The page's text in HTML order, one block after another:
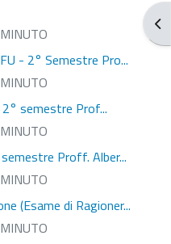
- 2° Semestre Pro...
semestre Prof...
Proff. Alber...
(Esame di Ragioner...